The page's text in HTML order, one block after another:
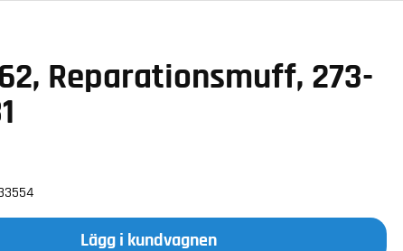
Reparationsmuff, 273-
Lägg i kundvagnen